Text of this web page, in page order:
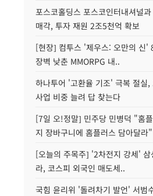
포스코홀딩스 포스코인터내셔널
매각, 투자 재원 2조5천억 확보
[현장] 컴투스 '제우스: 오만의 신'
장벽 낮춘 MMORPG 내..
하나투어 '고환율 기조' 극복 절실
사업 비중 늘려 답 찾는다
[7일 오!정말] 민주당 민병덕 "홈
지 장바구니에 홈플러스 담아달라"
[오늘의 주목주] '2차전지 강세'
라, 코스피 외국인 매도세..
국힘 윤리위 '돌려차기 발언' 서범